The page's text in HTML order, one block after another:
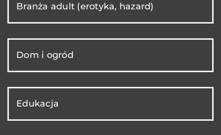
Branża adult (erotyka, hazard)
Dom i ogród
Edukacja